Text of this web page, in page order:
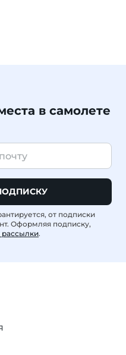
в самолете
от подписки
Оформляя подписку,
рассылки.